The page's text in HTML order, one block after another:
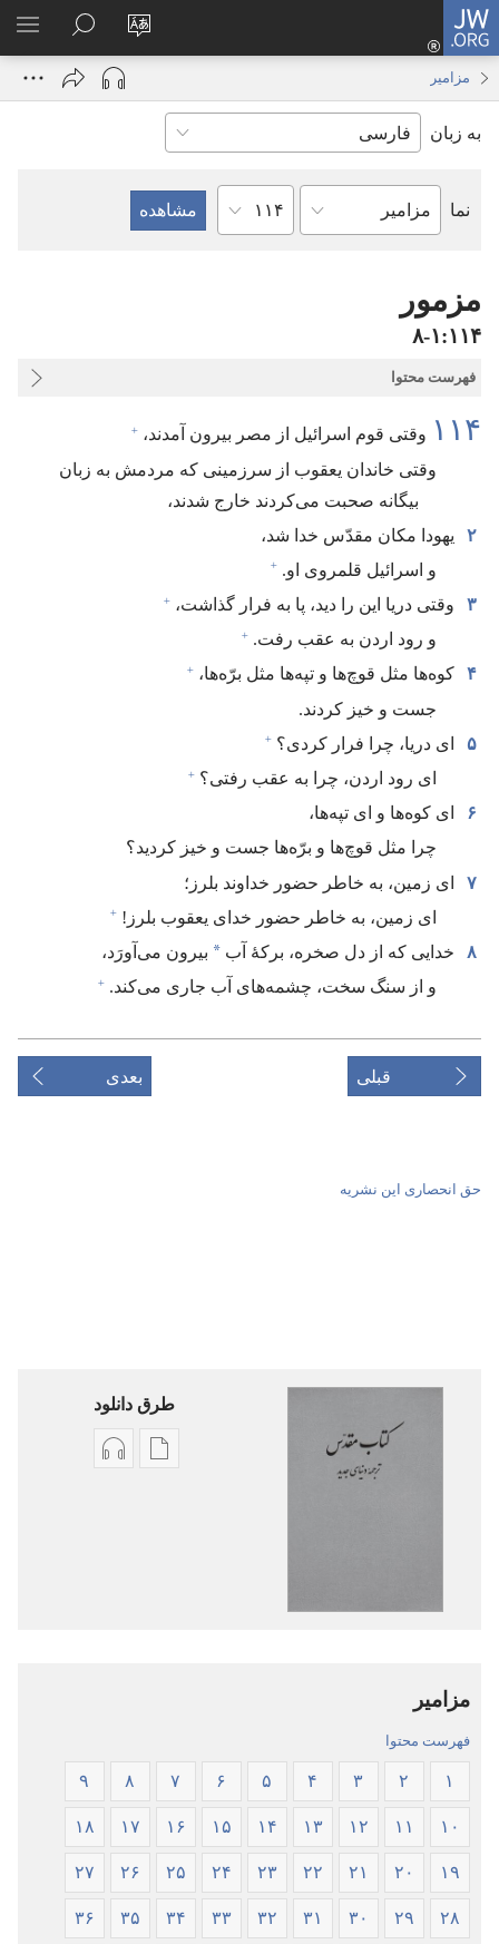
JW.ORG
زبان
سایت
را
ورود
باز
JW.ORG
جستجو
مزامیر
به زبان
نما
کتاب
فصل
مزمور
۱۱۴‏:‏۱‏-‏۸
فهرست محتوا
۱۱۴ وقتی قوم اسرائیل از مصر بیرون آمدند،‏ +
وقتی خاندان یعقوب از سرزمینی که مردمش به زبان
بیگانه صحبت می‌کردند خارج شدند،‏
۲
یهودا مکان مقدّس خدا شد،‏
و اسرائیل قلمروی او.‏ +
۳ وقتی دریا این را دید،‏ پا به فرار گذاشت،‏ +
و رود اردن به عقب رفت.‏ +
۴ کوه‌ها مثل قوچ‌ها و تپه‌ها مثل برّه‌ها،‏ +
جست و خیز کردند.‏
۵
ای دریا،‏ چرا فرار کردی؟‏ +
ای رود اردن،‏ چرا به عقب رفتی؟‏ +
۶
ای کوه‌ها و ای تپه‌ها،‏
چرا مثل قوچ‌ها و برّه‌ها جست و خیز کردید؟‏
۷
ای زمین،‏ به خاطر حضور خداوند بلرز؛‏
ای زمین،‏ به خاطر حضور خدای یعقوب بلرز!‏ +
۸ خدایی که از دل صخره،‏ برکهٔ آب * بیرون می‌آورَد،‏
و از سنگ سخت،‏ چشمه‌های آب جاری می‌کند.‏ +
قبلی بعدی
حق انحصاری این نشریه
طرق دانلود
گزینۀ گزینۀ
مزامیر
فهرست محتوا
۱ ۲ ۳ ۴ ۵ ۶ ۷ ۸ ۹
۱۰ ۱۱ ۱۲ ۱۳ ۱۴ ۱۵ ۱۶ ۱۷ ۱۸
۱۹ ۲۰ ۲۱ ۲۲ ۲۳ ۲۴ ۲۵ ۲۶ ۲۷
۲۸ ۲۹ ۳۰ ۳۱ ۳۲ ۳۳ ۳۴ ۳۵ ۳۶